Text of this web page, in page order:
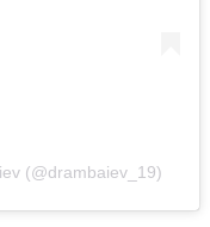
(@drambaiev_19)